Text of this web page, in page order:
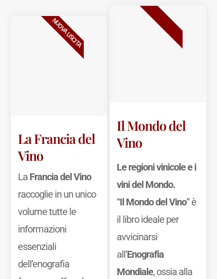
La Francia del
Vino
La Francia del Vino
raccoglie in un unico
volume tutte le
informazioni
essenziali
dell’enografia
NUOVA USCITA
Il Mondo del
Vino
Le regioni vinicole e i
vini del Mondo.
“Il Mondo del Vino” è
il libro ideale per
avvicinarsi
all’Enografia
Mondiale, ossia alla
BESTSELLER